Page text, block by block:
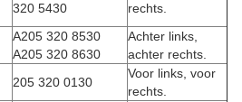
320 5430
rechts.
A205 320 8530
A205 320 8630
Achter links,
achter rechts.
205 320 0130
Voor links, voor
rechts.